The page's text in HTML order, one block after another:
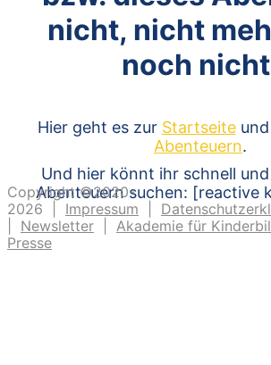
nicht, nicht
noch
Hier geht es zur Startseiteund
Abenteuern.
Und hier könnt ihr schnell
Abenteuern suchen: [reactive
Copyright ©2020-
2026 | Impressum
Newsletter Akademie für
Presse